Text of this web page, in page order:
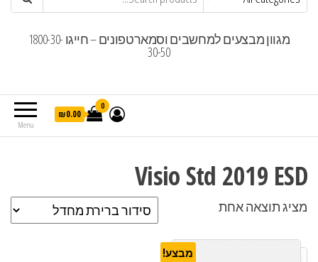
מגוון מבצעים למחשבים וסמארטפונים – חייגו 1800-30-
30-50
Menu
0
₪0.00
Visio Std 2019 ESD
מציג תוצאה אחת
מבצע!